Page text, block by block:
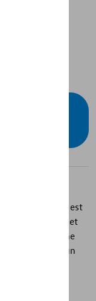
T-Roc est
confortable et
il présente une
doublée d’un
comme